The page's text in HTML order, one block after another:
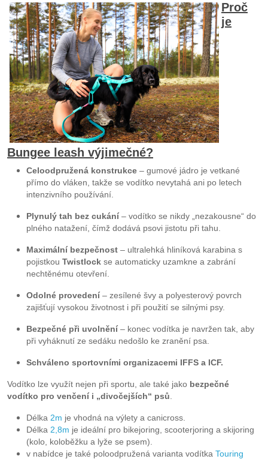
Proč
je
Bungee leash výjimečné?
Celoodpružená konstrukce – gumové jádro je vetkané
přímo do vláken, takže se vodítko nevytahá ani po letech
intenzivního používání.
Plynulý tah bez cukání – vodítko se nikdy „nezakousne“ do
plného natažení, čímž dodává psovi jistotu při tahu.
Maximální bezpečnost – ultralehká hliníková karabina s
pojistkou Twistlock se automaticky uzamkne a zabrání
nechtěnému otevření.
Odolné provedení – zesílené švy a polyesterový povrch
zajišťují vysokou životnost i při použití se silnými psy.
Bezpečné při uvolnění – konec vodítka je navržen tak, aby
při vyháknutí ze sedáku nedošlo ke zranění psa.
Schváleno sportovními organizacemi IFFS a ICF.
Vodítko lze využít nejen při sportu, ale také jako bezpečné
vodítko pro venčení i „divočejších“ psů
Délka 2m je vhodná na výlety a canicross.
Délka 2,8m je ideální pro bikejoring, scooterjoring a skijoring
(kolo, koloběžku a lyže se psem).
v nabídce je také poloodpružená varianta vodítka Touring